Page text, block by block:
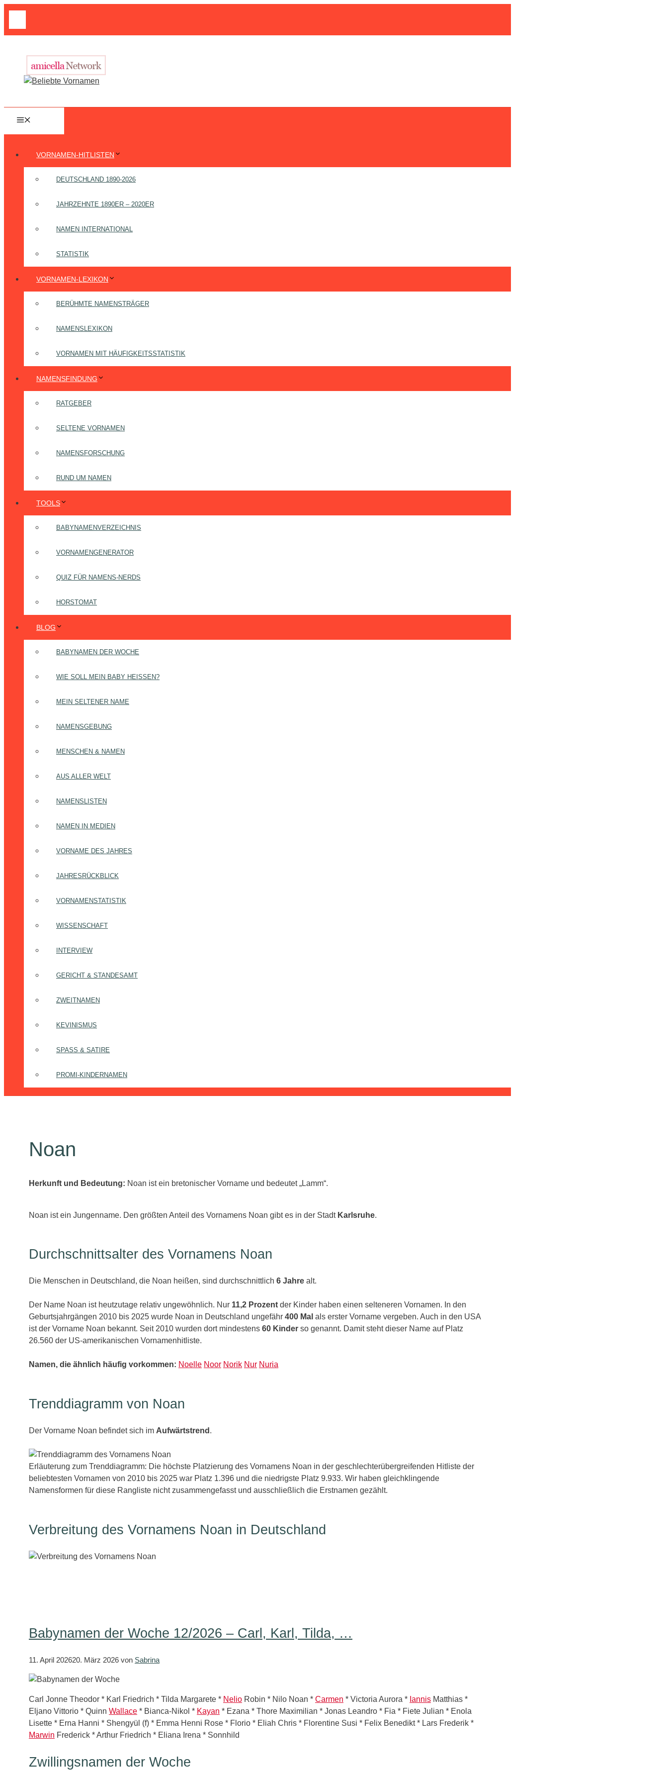
Zum
VORNAMEN-HITLISTEN
DEUTSCHLAND 1890-2026
JAHRZEHNTE 1890ER – 2020ER
NAMEN INTERNATIONAL
STATISTIK
VORNAMEN-LEXIKON
BERÜHMTE NAMENSTRÄGER
NAMENSLEXIKON
VORNAMEN MIT HÄUFIGKEITSSTATISTIK
NAMENSFINDUNG
RATGEBER
SELTENE VORNAMEN
NAMENSFORSCHUNG
RUND UM NAMEN
TOOLS
BABYNAMENVERZEICHNIS
VORNAMENGENERATOR
QUIZ FÜR NAMENS-NERDS
HORSTOMAT
BLOG
BABYNAMEN DER WOCHE
WIE SOLL MEIN BABY HEISSEN?
MEIN SELTENER NAME
NAMENSGEBUNG
MENSCHEN & NAMEN
AUS ALLER WELT
NAMENSLISTEN
NAMEN IN MEDIEN
VORNAME DES JAHRES
JAHRESRÜCKBLICK
VORNAMENSTATISTIK
WISSENSCHAFT
INTERVIEW
GERICHT & STANDESAMT
ZWEITNAMEN
KEVINISMUS
SPASS & SATIRE
PROMI-KINDERNAMEN
Noan
Herkunft und Bedeutung: Noan ist ein bretonischer Vorname und bedeutet „Lamm“.
Noan ist ein Jungenname. Den größten Anteil des Vornamens Noan gibt es in der Stadt Karlsruhe.
Durchschnittsalter des Vornamens Noan
Die Menschen in Deutschland, die Noan heißen, sind durchschnittlich 6 Jahre alt.
Der Name Noan ist heutzutage relativ ungewöhnlich. Nur 11,2 Prozent der Kinder haben einen selteneren Vornamen. In den
Geburtsjahrgängen 2010 bis 2025 wurde Noan in Deutschland ungefähr 400 Mal als erster Vorname vergeben. Auch in den USA
ist der Vorname Noan bekannt. Seit 2010 wurden dort mindestens 60 Kinder so genannt. Damit steht dieser Name auf Platz
26.560 der US-amerikanischen Vornamenhitliste.
Namen, die ähnlich häufig vorkommen: Noelle Noor Norik Nur Nuria
Trenddiagramm von Noan
Der Vorname Noan befindet sich im Aufwärtstrend .
Erläuterung zum Trenddiagramm: Die höchste Platzierung des Vornamens Noan in der geschlechterübergreifenden Hitliste der
beliebtesten Vornamen von 2010 bis 2025 war Platz 1.396 und die niedrigste Platz 9.933. Wir haben gleichklingende
Namensformen für diese Rangliste nicht zusammengefasst und ausschließlich die Erstnamen gezählt.
Verbreitung des Vornamens Noan in Deutschland
Babynamen der Woche 12/2026 – Carl, Karl, Tilda, …
11. April 202620. März 2026 von Sabrina
Carl Jonne Theodor * Karl Friedrich * Tilda Margarete * Nelio Robin * Nilo Noan * Carmen * Victoria Aurora * Iannis Matthias *
Eljano Vittorio * Quinn Wallace * Bianca-Nikol * Kayan * Ezana * Thore Maximilian * Jonas Leandro * Fia * Fiete Julian * Enola
Lisette * Erna Hanni * Shengyül (f) * Emma Henni Rose * Florio * Eliah Chris * Florentine Susi * Felix Benedikt * Lars Frederik *
Marwin Frederick * Arthur Friedrich * Eliana Irena * Sonnhild
Zwillingsnamen der Woche